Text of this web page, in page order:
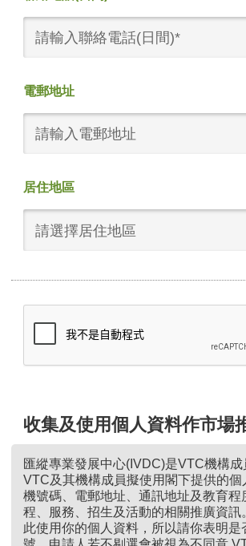
電郵地址
居住地區
請選擇居住地區
收集及使用個人資料作市場
匯縱專業發展中心(IVDC)是VTC機構成
VTC及其機構成員擬使用閣下提供的
機號碼、電郵地址、通訊地址及教育
程、服務、招生及活動的相關推廣資
此使用你的個人資料，所以請你表明